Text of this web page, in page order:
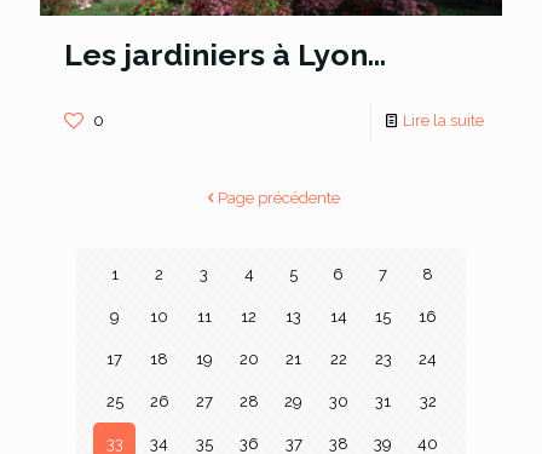
Les jardiniers à Lyon…
0 Lire la suite
Page précédente
1 2 3 4 5 6 7 8
9 10 11 12 13 14 15 16
17 18 19 20 21 22 23 24
25 26 27 28 29 30 31 32
33 34 35 36 37 38 39 40